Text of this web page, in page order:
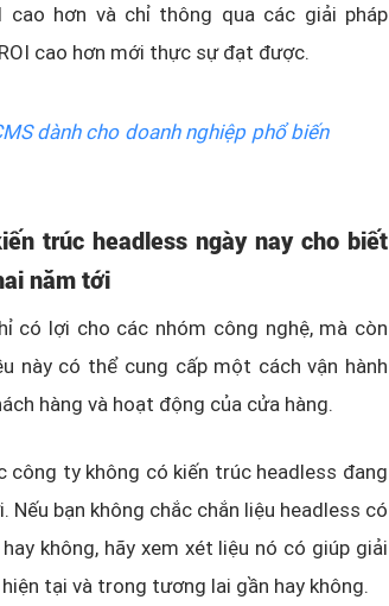
hơn và chỉ thông qua các giải pháp
cao hơn mới thực sự đạt được.
dành cho doanh nghiệp phổ biến
trúc headless ngày nay cho biết
năm tới
có lợi cho các nhóm công nghệ, mà còn
này có thể cung cấp một cách vận hành
hàng và hoạt động của cửa hàng.
công ty không có kiến trúc headless đang
bạn không chắc chắn liệu headless có
không, hãy xem xét liệu nó có giúp giải
tại và trong tương lai gần hay không.